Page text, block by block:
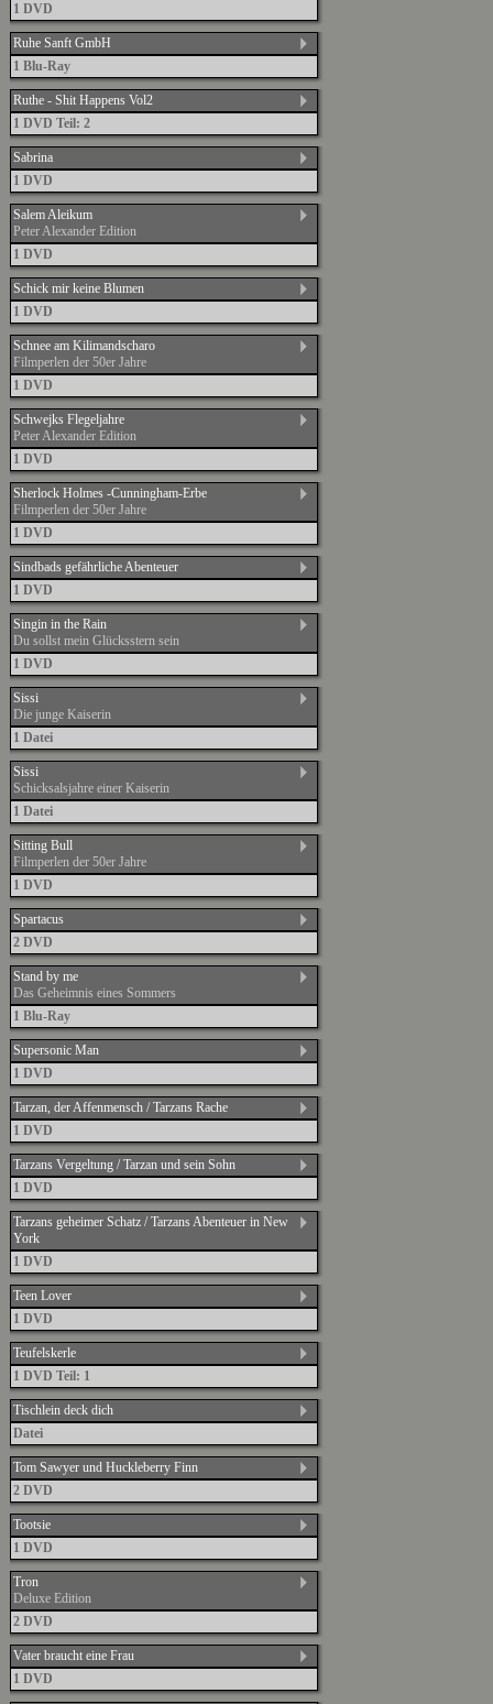
1 DVD
Ruhe Sanft GmbH
1 Blu-Ray
Ruthe - Shit Happens Vol2
1 DVD Teil: 2
Sabrina
1 DVD
Salem Aleikum
Peter Alexander Edition
1 DVD
Schick mir keine Blumen
1 DVD
Schnee am Kilimandscharo
Filmperlen der 50er Jahre
1 DVD
Schwejks Flegeljahre
Peter Alexander Edition
1 DVD
Sherlock Holmes -Cunningham-Erbe
Filmperlen der 50er Jahre
1 DVD
Sindbads gefährliche Abenteuer
1 DVD
Singin in the Rain
Du sollst mein Glücksstern sein
1 DVD
Sissi
Die junge Kaiserin
1 Datei
Sissi
Schicksalsjahre einer Kaiserin
1 Datei
Sitting Bull
Filmperlen der 50er Jahre
1 DVD
Spartacus
2 DVD
Stand by me
Das Geheimnis eines Sommers
1 Blu-Ray
Supersonic Man
1 DVD
Tarzan, der Affenmensch / Tarzans Rache
1 DVD
Tarzans Vergeltung / Tarzan und sein Sohn
1 DVD
Tarzans geheimer Schatz / Tarzans Abenteuer in New
York
1 DVD
Teen Lover
1 DVD
Teufelskerle
1 DVD Teil: 1
Tischlein deck dich
Datei
Tom Sawyer und Huckleberry Finn
2 DVD
Tootsie
1 DVD
Tron
Deluxe Edition
2 DVD
Vater braucht eine Frau
1 DVD